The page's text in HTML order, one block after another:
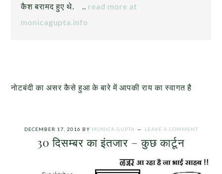
कैश बरामद हुए थे. .. read more at
monicagupta.info
नोटबंदी का असर कैसे हुआ के बारे में आपकी राय का स्वागत है
DECEMBER 17, 2016 BY MONICA GUPTA LEAVE A COMMENT
30 दिसम्बर का इंतजार – कुछ कार्टून